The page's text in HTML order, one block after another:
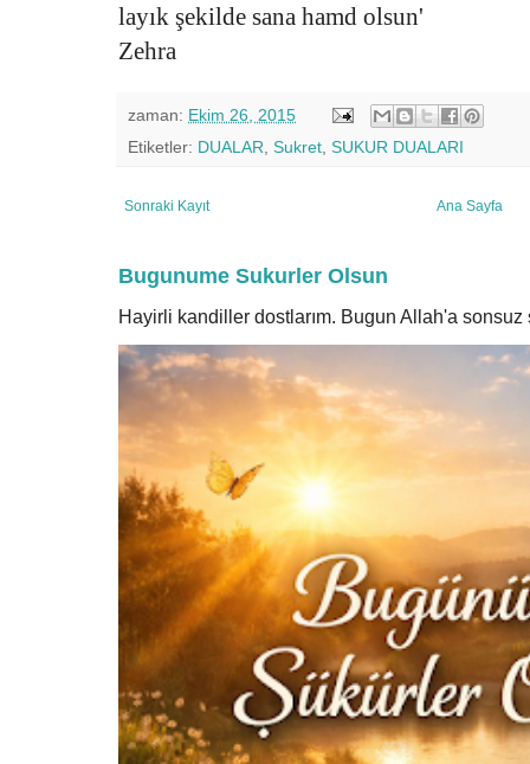
layık şekilde sana hamd olsun'
Zehra
zaman: Ekim 26, 2015
Etiketler: DUALAR Sukret SUKUR DUALARI
Sonraki Kayıt Ana Sayfa
Bugunume Sukurler Olsun
Hayirli kandiller dostlarım. Bugun Allah'a